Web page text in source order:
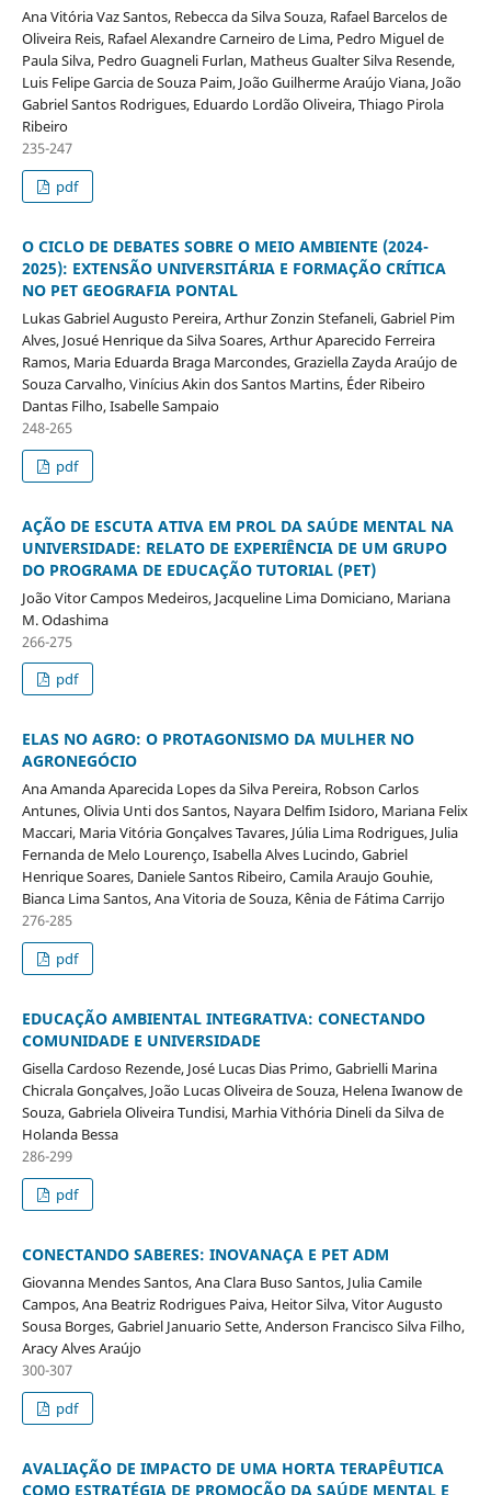
Ana Vitória Vaz Santos, Rebecca da Silva Souza, Rafael Barcelos de
Oliveira Reis, Rafael Alexandre Carneiro de Lima, Pedro Miguel de
Paula Silva, Pedro Guagneli Furlan, Matheus Gualter Silva Resende,
Luis Felipe Garcia de Souza Paim, João Guilherme Araújo Viana, João
Gabriel Santos Rodrigues, Eduardo Lordão Oliveira, Thiago Pirola
Ribeiro
235-247
pdf
O CICLO DE DEBATES SOBRE O MEIO AMBIENTE (2024-
2025): EXTENSÃO UNIVERSITÁRIA E FORMAÇÃO CRÍTICA
NO PET GEOGRAFIA PONTAL
Lukas Gabriel Augusto Pereira, Arthur Zonzin Stefaneli, Gabriel Pim
Alves, Josué Henrique da Silva Soares, Arthur Aparecido Ferreira
Ramos, Maria Eduarda Braga Marcondes, Graziella Zayda Araújo de
Souza Carvalho, Vinícius Akin dos Santos Martins, Éder Ribeiro
Dantas Filho, Isabelle Sampaio
248-265
pdf
AÇÃO DE ESCUTA ATIVA EM PROL DA SAÚDE MENTAL NA
UNIVERSIDADE: RELATO DE EXPERIÊNCIA DE UM GRUPO
DO PROGRAMA DE EDUCAÇÃO TUTORIAL (PET)
João Vitor Campos Medeiros, Jacqueline Lima Domiciano, Mariana
M. Odashima
266-275
pdf
ELAS NO AGRO: O PROTAGONISMO DA MULHER NO
AGRONEGÓCIO
Ana Amanda Aparecida Lopes da Silva Pereira, Robson Carlos
Antunes, Olivia Unti dos Santos, Nayara Delfim Isidoro, Mariana Felix
Maccari, Maria Vitória Gonçalves Tavares, Júlia Lima Rodrigues, Julia
Fernanda de Melo Lourenço, Isabella Alves Lucindo, Gabriel
Henrique Soares, Daniele Santos Ribeiro, Camila Araujo Gouhie,
Bianca Lima Santos, Ana Vitoria de Souza, Kênia de Fátima Carrijo
276-285
pdf
EDUCAÇÃO AMBIENTAL INTEGRATIVA: CONECTANDO
COMUNIDADE E UNIVERSIDADE
Gisella Cardoso Rezende, José Lucas Dias Primo, Gabrielli Marina
Chicrala Gonçalves, João Lucas Oliveira de Souza, Helena Iwanow de
Souza, Gabriela Oliveira Tundisi, Marhia Vithória Dineli da Silva de
Holanda Bessa
286-299
pdf
CONECTANDO SABERES: INOVANAÇA E PET ADM
Giovanna Mendes Santos, Ana Clara Buso Santos, Julia Camile
Campos, Ana Beatriz Rodrigues Paiva, Heitor Silva, Vitor Augusto
Sousa Borges, Gabriel Januario Sette, Anderson Francisco Silva Filho,
Aracy Alves Araújo
300-307
pdf
AVALIAÇÃO DE IMPACTO DE UMA HORTA TERAPÊUTICA
COMO ESTRATÉGIA DE PROMOÇÃO DA SAÚDE MENTAL E